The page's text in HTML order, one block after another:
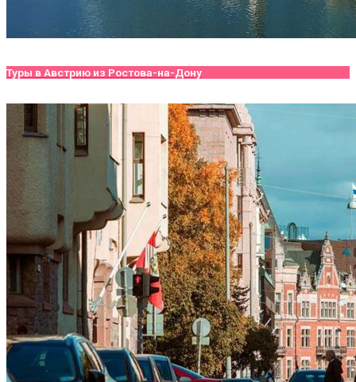
Туры в Австрию из Ростова-на-Дону